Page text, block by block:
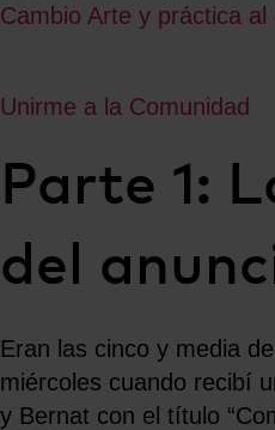
Cambio Arte y práctica al
Unirme a la Comunidad
Parte 1:
del
Eran las cinco y media
miércoles cuando recibí
y Bernat con el título